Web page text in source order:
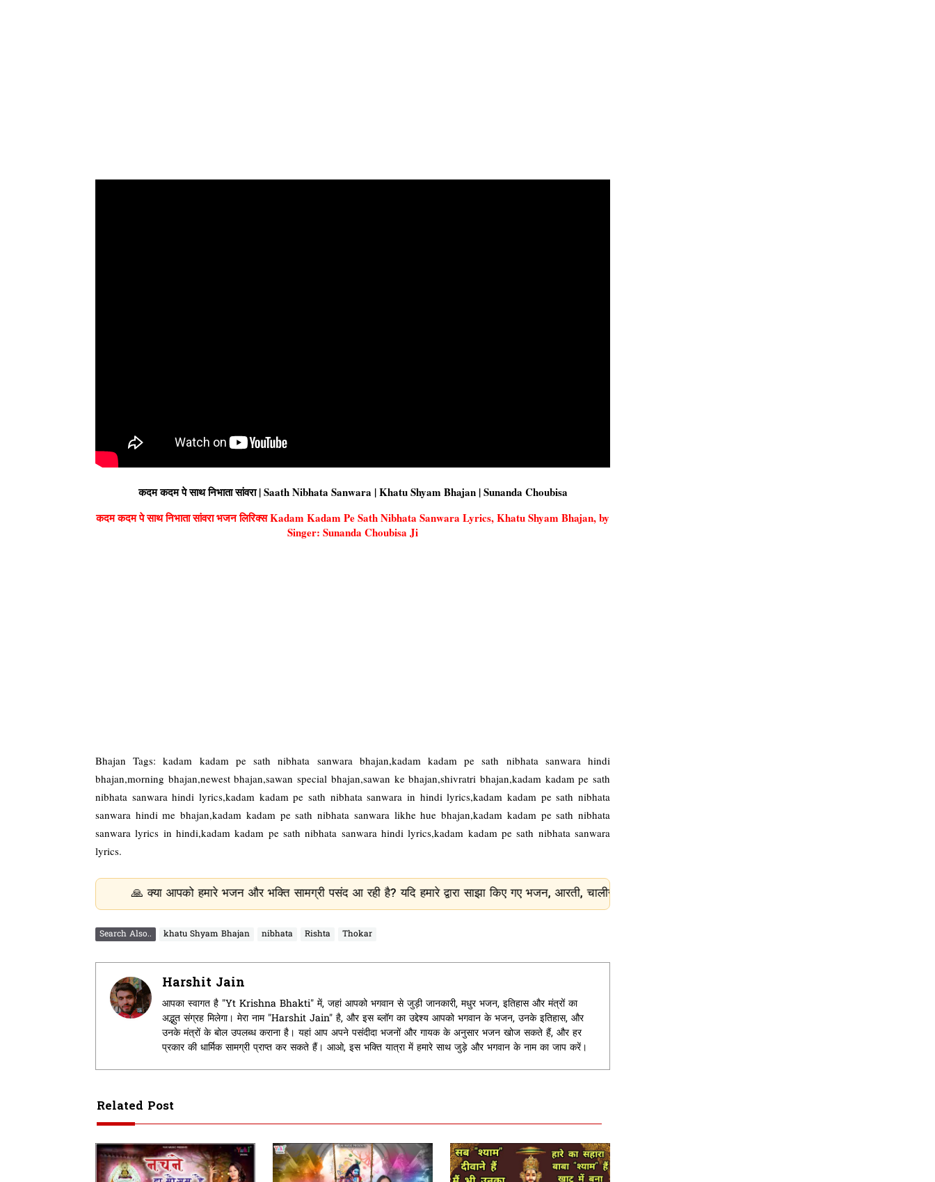
कदम कदम पे साथ निभाता सांवरा | Saath Nibhata Sanwara | Khatu Shyam Bhajan | Sunanda Choubisa
कदम कदम पे साथ निभाता सांवरा भजन लिरिक्स Kadam Kadam Pe Sath Nibhata Sanwara Lyrics, Khatu Shyam Bhajan, by
Singer: Sunanda Choubisa Ji
Bhajan Tags: kadam kadam pe sath nibhata sanwara bhajan,kadam kadam pe sath nibhata sanwara hindi
bhajan,morning bhajan,newest bhajan,sawan special bhajan,sawan ke bhajan,shivratri bhajan,kadam kadam pe sath
nibhata sanwara hindi lyrics,kadam kadam pe sath nibhata sanwara in hindi lyrics,kadam kadam pe sath nibhata
sanwara hindi me bhajan,kadam kadam pe sath nibhata sanwara likhe hue bhajan,kadam kadam pe sath nibhata
sanwara lyrics in hindi,kadam kadam pe sath nibhata sanwara hindi lyrics,kadam kadam pe sath nibhata sanwara
lyrics.
🙏 क्या आपको हमारे भजन और भक्ति सामग्री पसंद आ रही है? यदि हमारे द्वारा साझा किए गए भजन, आरती, चालीसा और धार्मिक जानकारी आपके लिए उपयोगी है, तो कृपया हमें अपना सहयोग और
Search Also.. khatu Shyam Bhajan nibhata Rishta Thokar
Harshit Jain
आपका स्वागत है "Yt Krishna Bhakti" में, जहां आपको भगवान से जुड़ी जानकारी, मधुर भजन, इतिहास और मंत्रों का
अद्भुत संग्रह मिलेगा। मेरा नाम "Harshit Jain" है, और इस ब्लॉग का उद्देश्य आपको भगवान के भजन, उनके इतिहास, और
उनके मंत्रों के बोल उपलब्ध कराना है। यहां आप अपने पसंदीदा भजनों और गायक के अनुसार भजन खोज सकते हैं, और हर
प्रकार की धार्मिक सामग्री प्राप्त कर सकते हैं। आओ, इस भक्ति यात्रा में हमारे साथ जुड़े और भगवान के नाम का जाप करें।
Related Post